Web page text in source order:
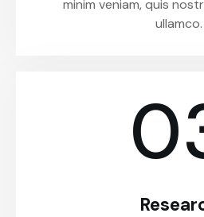
minim veniam, quis
ullamco.